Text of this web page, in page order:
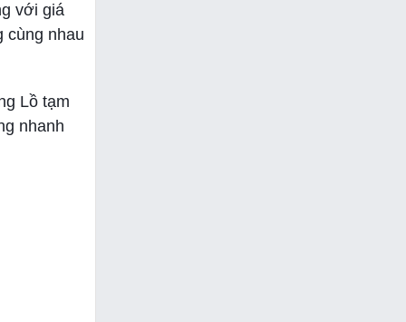
với giá
cùng nhau
Lồ tạm
nhanh